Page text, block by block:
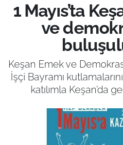
1 Mayıs’ta
ve
Keşan Emek ve
İşçi Bayramı
katılımla Keşan’da
ASAYİŞ
SİYASET
GÜNDEM
EKONOMİ
SAĞLIK
EĞİTİM